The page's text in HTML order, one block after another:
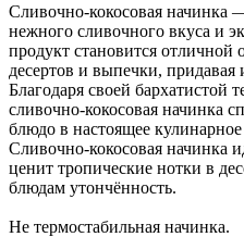
Сливочно-кокосовая начинка
нежного сливочного вкуса и
продукт становится отличной
десертов и выпечки,
Благодаря своей бархатистой
сливочно-кокосовая начинка
блюдо в настоящее
Сливочно-кокосовая начинка
ценит тропические нотки в
блюдам утончённость.
Не термостабильная начинка.